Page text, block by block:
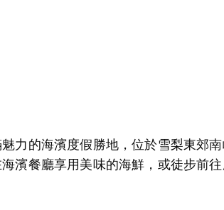
力的海濱度假勝地，位於雪梨東郊
濱餐廳享用美味的海鮮，或徒步前往